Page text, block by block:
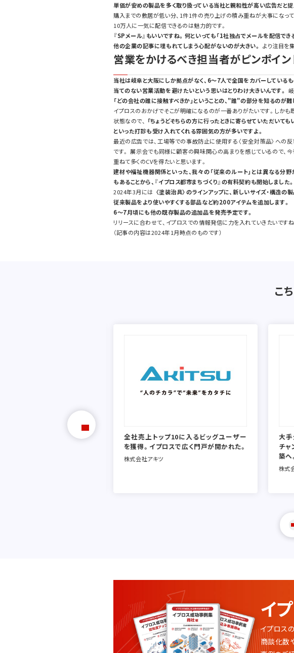
単価が安めの製品を多く取り扱っている当社と親和性が高い広告だと捉
購入までの敷居が低い分、1件1件の売り上げの積み重ねが大事になって
10万人に一気に配信できるのは魅力的です。
『SPメール』もいいですね。何といっても「1社独占でメールを配信できる
他の企業の記事に埋もれてしまう心配がないのが大きい。より注目を
営業をかけるべき担当者がピンポイン
当社は岐阜と大阪にしか拠点がなく、6～7人で全国をカバーしているも
当てのない営業活動を避けたいという思いはとりわけ大きいんです。
「どの会社の誰に接触すべきか」ということの、"誰"の部分を知るのが難
イプロスのおかげでそこが明確になるのが一番ありがたいです。しかも
状態なので、 「ちょうどそちらの方に行ったときに寄らせていただいても
といった打診も受け入れてくれる雰囲気の方が多いですよ。
最近の広告では、工場等での事故防止に使用する〈安全対策品〉への
です。 展示会でも同様に顧客の興味関心の高まりを感じているので、
重ねて多くのCVを得たいと思います。
建材や福祉機器関係といった、我々の「従来のルート」とは異なる分
もあることから、『イプロス都市まちづくり』の有料契約も開始しました。
2024年3月には 〈塗装治具〉のラインアップに、新しいサイズ・構造の
従来製品をより使いやすくする部品など約200アイテムを追加します。
6～7月頃にも他の既存製品の追加品を発売予定です。
リリースに合わせて、イプロスでの情報発信に力を入れていきたいですね
（記事の内容は2024年1月時点のものです）
こ
全社売上トップ10に入るビッグユーザー
を獲得。イプロスで広く門戸が開かれた。
株式会社アキツ
大
チャ
築へ
株式
イ
イプロス
商談化数